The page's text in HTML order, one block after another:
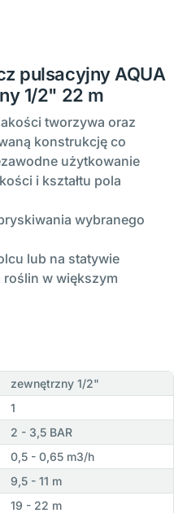
pulsacyjny AQUA
1/2" 22 m
tworzywa oraz
konstrukcję co
użytkowanie
i kształtu pola
wybranego
lub na statywie
w większym
zewnętrzny 1/2"
1
2 - 3,5 BAR
0,5 - 0,65 m3/h
9,5 - 11 m
19 - 22 m